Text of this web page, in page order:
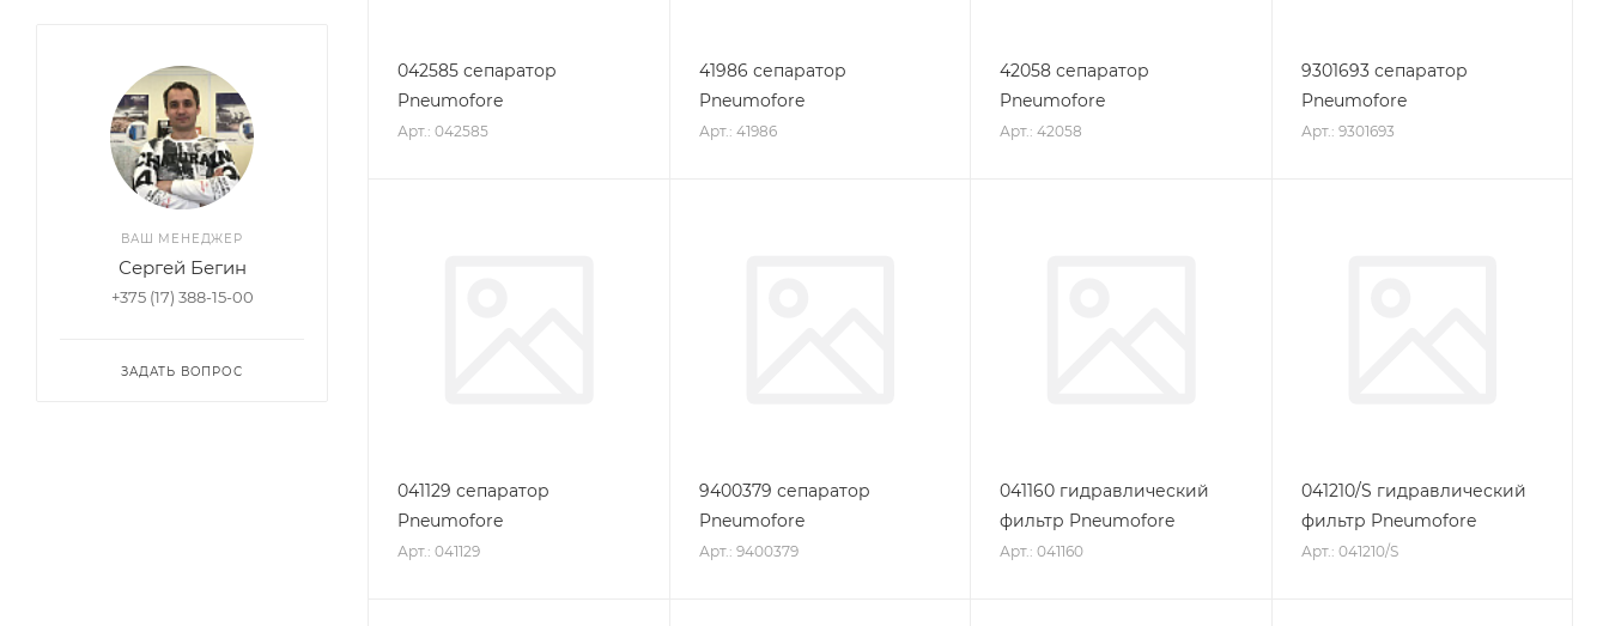
042585 сепаратор
Pneumofore
Арт.: 042585
41986 сепаратор
Pneumofore
Арт.: 41986
42058 сепаратор
Pneumofore
Арт.: 42058
9301693 сепаратор
Pneumofore
Арт.: 9301693
041129 сепаратор
Pneumofore
Арт.: 041129
9400379 сепаратор
Pneumofore
Арт.: 9400379
041160 гидравлический
фильтр Pneumofore
Арт.: 041160
041210/S гидравлический
фильтр Pneumofore
Арт.: 041210/S
ВАШ МЕНЕДЖЕР
Сергей Бегин
+375 (17) 388-15-00
ЗАДАТЬ ВОПРОС